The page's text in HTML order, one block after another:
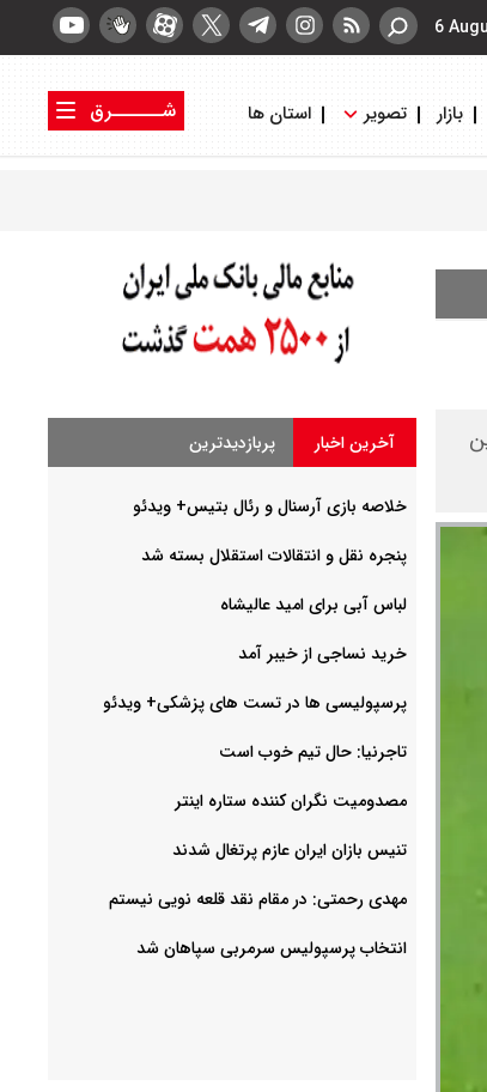
6
بازار تصویر استان ها
شــــــرق
آخرین اخبار پربازدیدترین
خلاصه بازی آرسنال و رئال بتیس+ ویدئو
پنجره نقل و انتقالات استقلال بسته شد
لباس آبی برای امید عالیشاه
خرید نساجی از خیبر آمد
پرسپولیسی ها در تست های پزشکی+ ویدئو
تاجرنیا: حال تیم خوب است
مصدومیت نگران کننده ستاره اینتر
تنیس بازان ایران عازم پرتغال شدند
مهدی رحمتی: در مقام نقد قلعه نویی نیستم
انتخاب پرسپولیس سرمربی سپاهان شد